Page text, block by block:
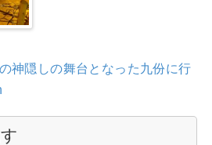
神隠しの舞台となった九份に行